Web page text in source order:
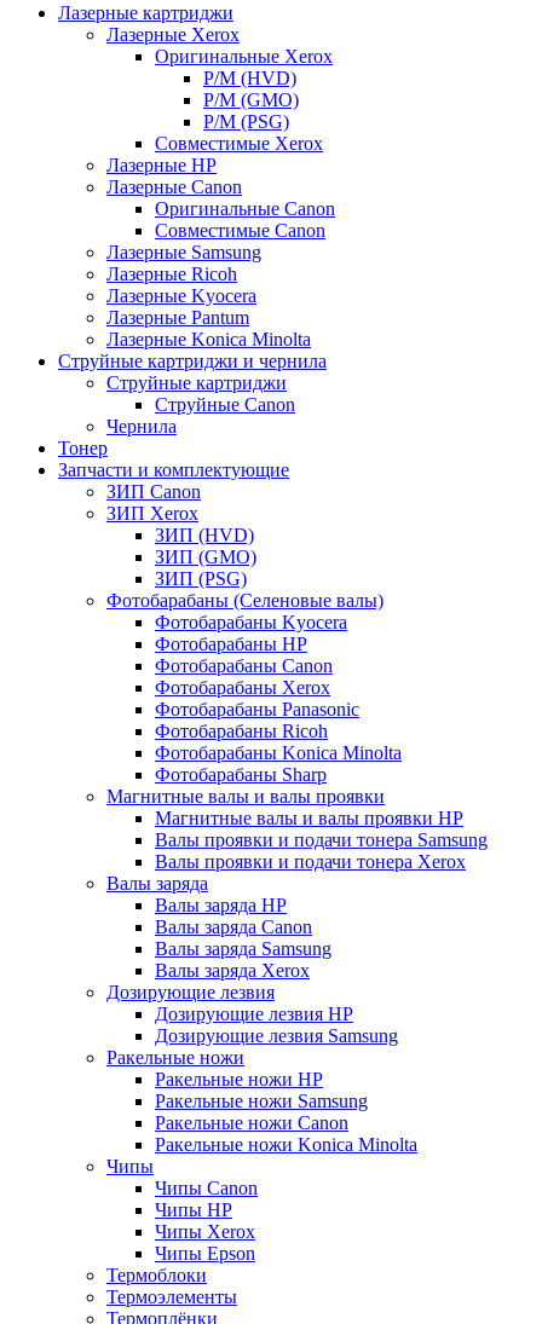
Лазерные картриджи
Лазерные Xerox
Оригинальные Xerox
Р/М (HVD)
Р/М (GMO)
Р/М (PSG)
Совместимые Xerox
Лазерные HP
Лазерные Canon
Оригинальные Canon
Совместимые Canon
Лазерные Samsung
Лазерные Ricoh
Лазерные Kyocera
Лазерные Pantum
Лазерные Konica Minolta
Струйные картриджи и чернила
Струйные картриджи
Струйные Canon
Чернила
Тонер
Запчасти и комплектующие
ЗИП Canon
ЗИП Xerox
ЗИП (HVD)
ЗИП (GMO)
ЗИП (PSG)
Фотобарабаны (Селеновые валы)
Фотобарабаны Kyocera
Фотобарабаны HP
Фотобарабаны Canon
Фотобарабаны Xerox
Фотобарабаны Panasonic
Фотобарабаны Ricoh
Фотобарабаны Konica Minolta
Фотобарабаны Sharp
Магнитные валы и валы проявки
Магнитные валы и валы проявки HP
Валы проявки и подачи тонера Samsung
Валы проявки и подачи тонера Xerox
Валы заряда
Валы заряда HP
Валы заряда Canon
Валы заряда Samsung
Валы заряда Xerox
Дозирующие лезвия
Дозирующие лезвия HP
Дозирующие лезвия Samsung
Ракельные ножи
Ракельные ножи HP
Ракельные ножи Samsung
Ракельные ножи Canon
Ракельные ножи Konica Minolta
Чипы
Чипы Canon
Чипы HP
Чипы Xerox
Чипы Epson
Термоблоки
Термоэлементы
Термоплёнки